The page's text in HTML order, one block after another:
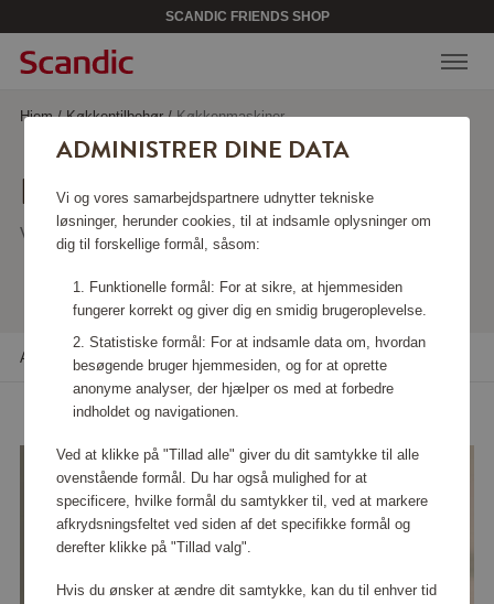
SCANDIC FRIENDS SHOP
Hjem/Køkkentilbehør/Køkkenmaskiner
KØKKENMASKINER
Viser 97 produkter
Alle filtre Sortere
ADMINISTRER DINE DATA
Vi og vores samarbejdspartnere udnytter tekniske
løsninger, herunder cookies, til at indsamle oplysninger om
dig til forskellige formål, såsom:
Funktionelle formål: For at sikre, at hjemmesiden
fungerer korrekt og giver dig en smidig brugeroplevelse.
Statistiske formål: For at indsamle data om, hvordan
besøgende bruger hjemmesiden, og for at oprette
anonyme analyser, der hjælper os med at forbedre
indholdet og navigationen.
Ved at klikke på "Tillad alle" giver du dit samtykke til alle
ovenstående formål. Du har også mulighed for at
specificere, hvilke formål du samtykker til, ved at markere
afkrydsningsfeltet ved siden af det specifikke formål og
derefter klikke på "Tillad valg".
Hvis du ønsker at ændre dit samtykke, kan du til enhver tid